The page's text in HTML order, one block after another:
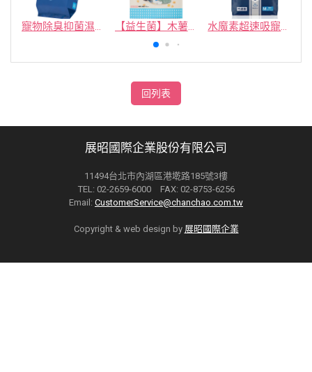
寵物除臭抑菌濕紙巾／30抽／無味【4包100】 【益生菌】木薯豆腐砂/豆腐砂 (1包最低$119起)抽貓砂機 水魔素超速吸寵物尿布墊買1送1
回列表
展昭國際企業股份有限公司
11494台北市內湖區港墘路185號3樓
TEL: 02-2659-6000 FAX: 02-8753-6256
Email: CustomerService@chanchao.com.tw
Copyright & web design by 展昭國際企業